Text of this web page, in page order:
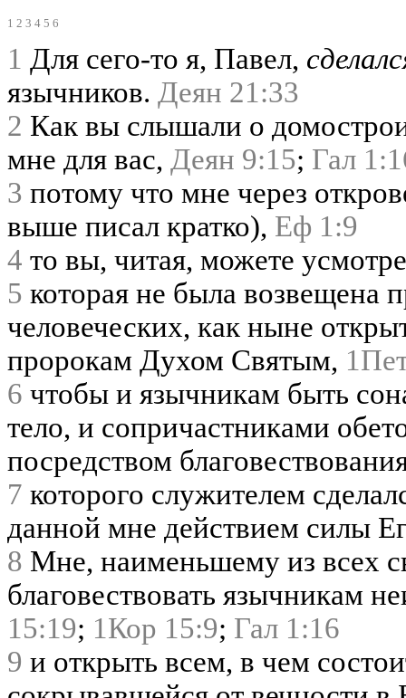
1 2 3 4 5 6
1 Для сего-то я, Павел,
язычников. Деян 21:33
2 Как вы слышали о
мне для вас, Деян 9:15; Гал
3 потому что мне через
выше писал кратко), Еф 1:9
4 то вы, читая, можете
5 которая не была возвещена
человеческих, как ныне
пророкам Духом Святым,
6 чтобы и язычникам быть
тело, и сопричастниками
посредством
7 которого служителем
данной мне действием силы
8 Мне, наименьшему из всех
благовествовать язычникам
15:19; 1Кор 15:9; Гал 1:16
9 и открыть всем, в чем